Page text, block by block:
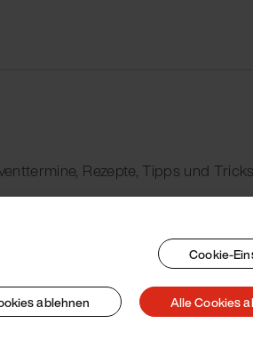
Rezepte, Tipps und
Cookie-
ablehnen Alle Cookies